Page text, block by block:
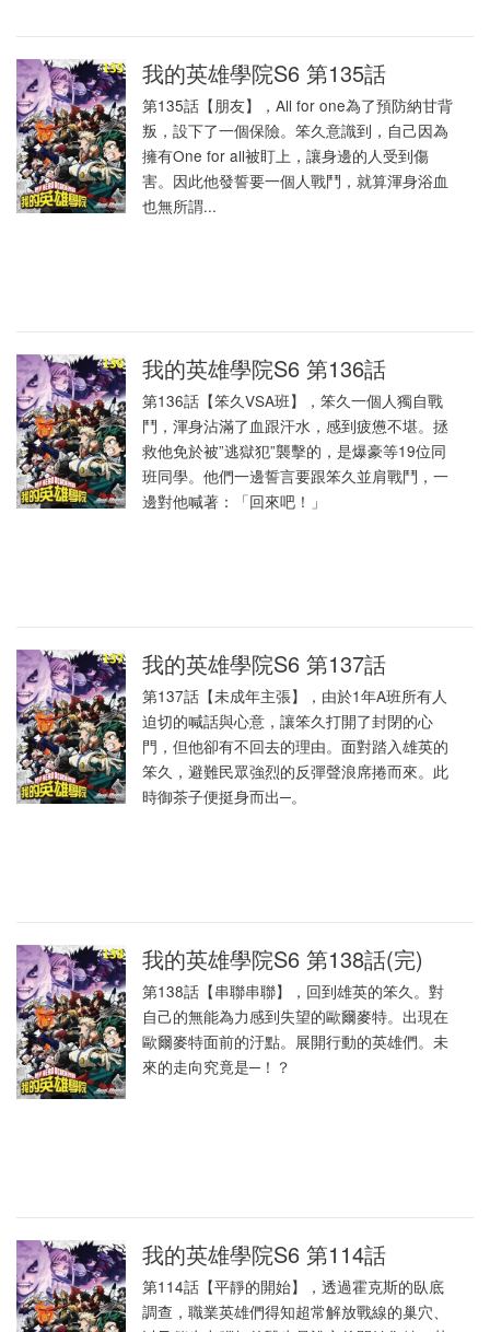
我的英雄學院S6 第135話
第135話【朋友】，All for one為了預防納甘背
叛，設下了一個保險。笨久意識到，自己因為
擁有One for all被盯上，讓身邊的人受到傷
害。因此他發誓要一個人戰鬥，就算渾身浴血
也無所謂...
我的英雄學院S6 第136話
第136話【笨久VSA班】，笨久一個人獨自戰
鬥，渾身沾滿了血跟汗水，感到疲憊不堪。拯
救他免於被”逃獄犯”襲擊的，是爆豪等19位同
班同學。他們一邊誓言要跟笨久並肩戰鬥，一
邊對他喊著：「回來吧！」
我的英雄學院S6 第137話
第137話【未成年主張】，由於1年A班所有人
迫切的喊話與心意，讓笨久打開了封閉的心
門，但他卻有不回去的理由。面對踏入雄英的
笨久，避難民眾強烈的反彈聲浪席捲而來。此
時御茶子便挺身而出─。
我的英雄學院S6 第138話(完)
第138話【串聯串聯】，回到雄英的笨久。對
自己的無能為力感到失望的歐爾麥特。出現在
歐爾麥特面前的汙點。展開行動的英雄們。未
來的走向究竟是─！？
我的英雄學院S6 第114話
第114話【平靜的開始】，透過霍克斯的臥底
調查，職業英雄們得知超常解放戰線的巢穴、